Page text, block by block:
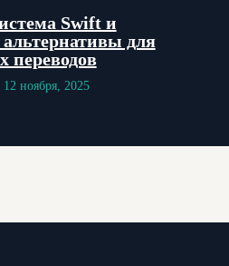
Swift и
для
переводов
12 ноября, 2025